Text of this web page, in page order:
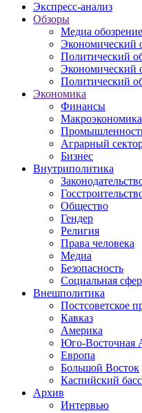
Экспресс-анализ
Обзоры
Медиа обозрение
Экономический
Политический
Экономический
Политический
Экономика
Финансы
Макроэкономика
Аграрный
Бизнес
Внутриполитика
Общество
Гендер
Религия
Права человека
Медиа
Безопасность
Социальная
Внешполитика
Постсоветское
Кавказ
Америка
Юго-Восточная
Европа
Большой Восток
Каспийский
Архив
Интервью